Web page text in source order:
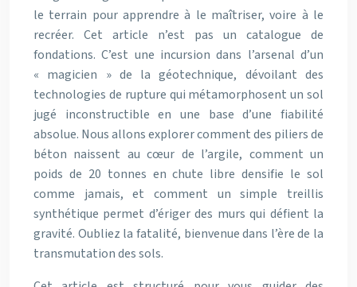
le terrain pour apprendre à le maîtriser, voire à le
recréer. Cet article n’est pas un catalogue de
fondations. C’est une incursion dans l’arsenal d’un
« magicien » de la géotechnique, dévoilant des
technologies de rupture qui métamorphosent un sol
jugé inconstructible en une base d’une fiabilité
absolue. Nous allons explorer comment des piliers de
béton naissent au cœur de l’argile, comment un
poids de 20 tonnes en chute libre densifie le sol
comme jamais, et comment un simple treillis
synthétique permet d’ériger des murs qui défient la
gravité. Oubliez la fatalité, bienvenue dans l’ère de la
transmutation des sols.